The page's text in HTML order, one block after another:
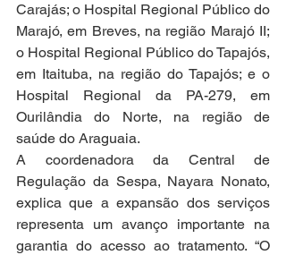
Carajás; o Hospital Regional Público do
Marajó, em Breves, na região Marajó II;
o Hospital Regional Público do Tapajós,
em Itaituba, na região do Tapajós; e o
Hospital Regional da PA-279, em
Ourilândia do Norte, na região de
saúde do Araguaia.
A coordenadora da Central de
Regulação da Sespa, Nayara Nonato,
explica que a expansão dos serviços
representa um avanço importante na
garantia do acesso ao tratamento. “O